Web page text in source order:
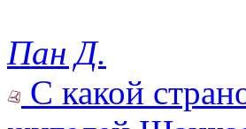
Пан Д.
С какой